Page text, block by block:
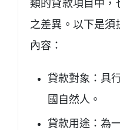
類的貸款項目中，
之差異。以下是須
內容：
貸款對象：具
國自然人。
貸款用途：為